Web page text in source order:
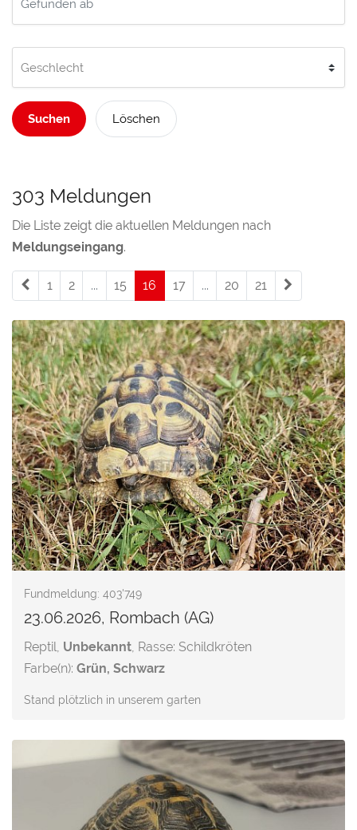
Suchen Löschen
303 Meldungen
Die Liste zeigt die aktuellen Meldungen nach
Meldungseingang.
1 2 ... 15 16 (current)
17 ... 20 21
Fundmeldung: 403'749
23.06.2026, Rombach (AG)
Reptil, Unbekannt, Rasse: Schildkröten
Farbe(n): Grün, Schwarz
Stand plötzlich in unserem garten